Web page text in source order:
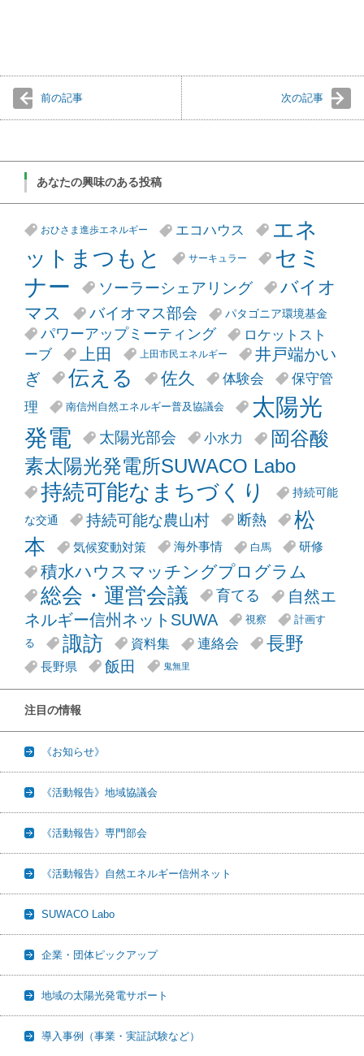
前の記事 次の記事
あなたの興味のある投稿
おひさま進歩エネルギー エコハウス
エネ
ットまつもと
サーキュラー
セミ
ナー
ソーラーシェアリング
バイオ
マス
バイオマス部会 パタゴニア環境基金
パワーアップミーティング
ロケットスト
ーブ
上田 上田市民エネルギー
井戸端かい
ぎ
伝える 佐久 体験会
保守管
理
南信州自然エネルギー普及協議会
太陽光
発電
太陽光部会 小水力
岡谷酸
素太陽光発電所SUWACO Labo
持続可能なまちづくり 持続可能
な交通 持続可能な農山村 断熱
松
本
気候変動対策 海外事情 白馬 研修
積水ハウスマッチングプログラム
総会・運営会議 育てる
自然エ
ネルギー信州ネットSUWA
視察
計画す
る
諏訪 資料集 連絡会 長野
長野県 飯田 鬼無里
注目の情報
《お知らせ》
《活動報告》地域協議会
《活動報告》専門部会
《活動報告》自然エネルギー信州ネット
SUWACO Labo
企業・団体ピックアップ
地域の太陽光発電サポート
導入事例（事業・実証試験など）